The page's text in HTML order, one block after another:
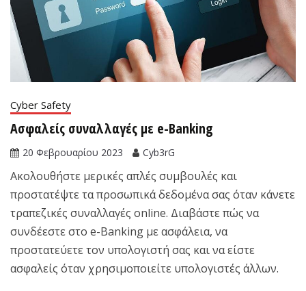
Cyber Safety
Ασφαλείς συναλλαγές με e-Banking
20 Φεβρουαρίου 2023 Cyb3rG
Ακολουθήστε μερικές απλές συμβουλές και
προστατέψτε τα προσωπικά δεδομένα σας όταν κάνετε
τραπεζικές συναλλαγές online. Διαβάστε πώς να
συνδέεστε στο e-Banking με ασφάλεια, να
προστατεύετε τον υπολογιστή σας και να είστε
ασφαλείς όταν χρησιμοποιείτε υπολογιστές άλλων.